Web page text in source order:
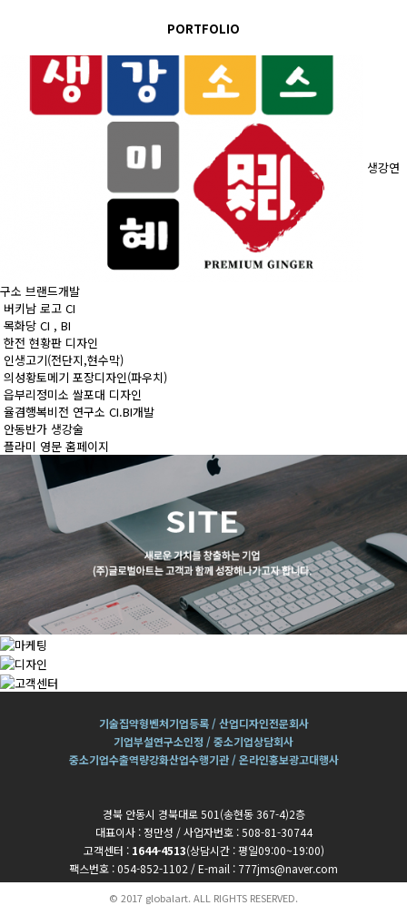
PORTFOLIO
생강연
구소 브랜드개발
버키남 로고 CI
목화당 CI , BI
한전 현황판 디자인
인생고기(전단지,현수막)
의성황토메기 포장디자인(파우치)
읍부리정미소 쌀포대 디자인
율겸행복비전 연구소 CI.BI개발
안동반가 생강술
플라미 영문 홈페이지
기술집약형벤처기업등록 / 산업디자인전문회사
기업부설연구소인정 / 중소기업상담회사
중소기업수출역량강화산업수행기관 / 온라인홍보광고대행사
경북 안동시 경북대로 501(송현동 367-4)2층
대표이사 : 정만성 / 사업자번호 : 508-81-30744
고객센터 : 1644-4513(상담시간 : 평일09:00~19:00)
팩스번호 : 054-852-1102 / E-mail : 777jms@naver.com
© 2017 globalart. ALL RIGHTS RESERVED.